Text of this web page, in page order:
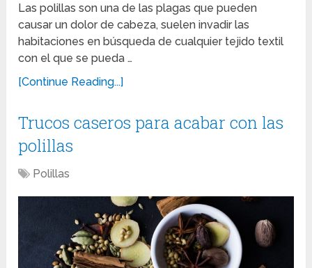
Las polillas son una de las plagas que pueden
causar un dolor de cabeza, suelen invadir las
habitaciones en búsqueda de cualquier tejido textil
con el que se pueda …
[Continue Reading...]
Trucos caseros para acabar con las
polillas
Polillas